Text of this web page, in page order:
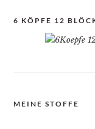
6 KÖPFE 12
MEINE STOFFE